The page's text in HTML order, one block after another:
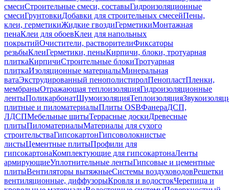
смесиСтроительные смеси, составыГидроизоляционные
смесиГрунтовкиДобавки для строительных смесейПены,
клеи, герметикиЖидкие гвоздиГерметикиМонтажная
пенаКлеи для обоевКлеи для напольных
покрытийОчистители, растворителиФиксаторы
резьбыКлеиГерметики, пеныКирпичи, блоки, тротуарная
плиткаКирпичиСтроительные блокиТротуарная
плиткаИзоляционные материалыМинеральная
ватаЭкструдированный пенополистиролПенопластПленки,
мембраныОтражающая теплоизоляцияГидроизоляционные
лентыПоликарбонатШумоизоляцияТеплоизоляция
плитные и пиломатериалыПлиты OSBФанераДСП,
ЛДСПМебельные щитыТеррасные доскиДревесные
плитыПиломатериалыМатериалы для сухого
строительстваГипсокартонГипсоволокнистые
листыЦементные плитыПрофили для
гипсокартонаКомплектующие для гипсокартонаЛенты
армирующиеУплотнительные лентыГипсовые и цементные
плитыВентиляторы вытяжныеСистемы воздуховодовРешетки
вентиляционные, диффузорыКровля и водостокЧерепица и